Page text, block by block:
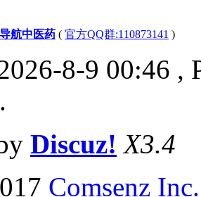
导航中医药 ( 官方QQ群:110873141 )
8-9 00:46 ,
Discuz! X3.4
Comsenz Inc.